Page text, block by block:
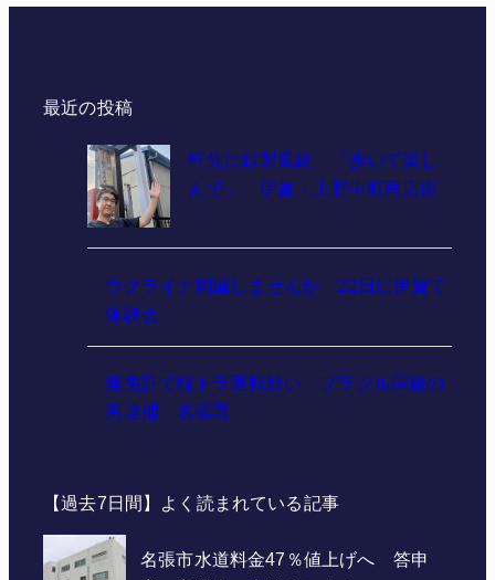
最近の投稿
軒先に鉄製風鈴 「歩いて楽し
んで」 伊賀・上野中町商店街
ウクライナ刺繍しませんか 22日に伊賀で
体験会
無免許で軽トラ運転疑い ブラジル国籍の
男逮捕 名張署
【過去7日間】よく読まれている記事